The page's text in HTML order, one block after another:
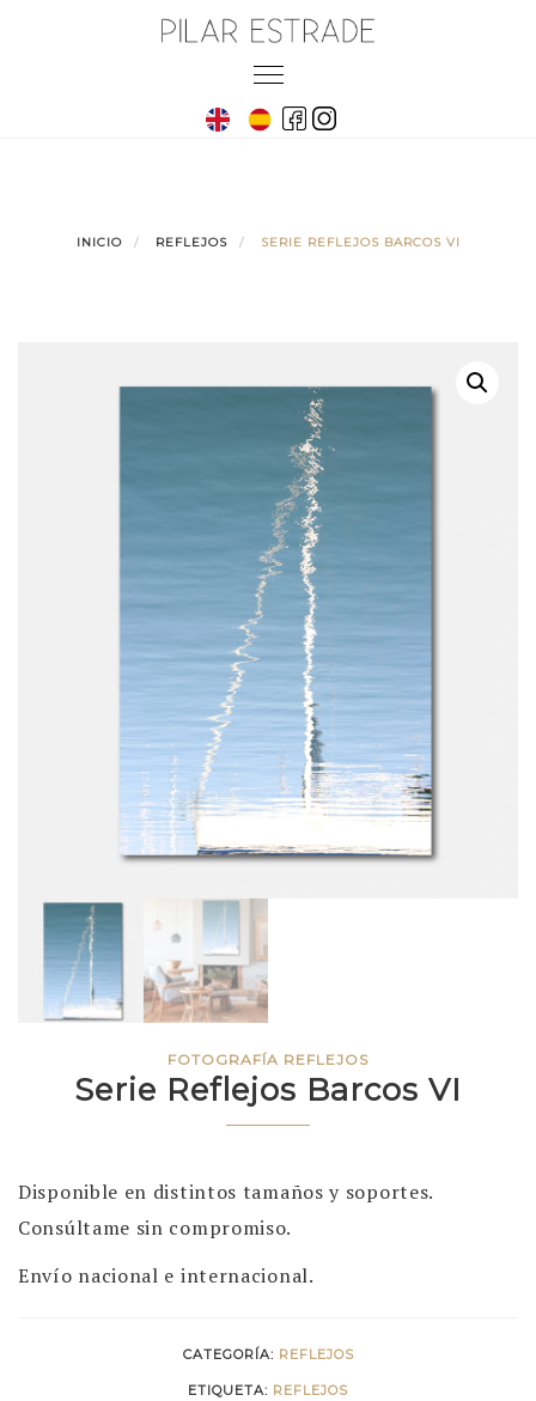
Toggle
INICIO REFLEJOS SERIE REFLEJOS BARCOS VI
FOTOGRAFÍA REFLEJOS
Serie Reflejos Barcos VI
Disponible en distintos tamaños y soportes.
Consúltame sin compromiso.
Envío nacional e internacional.
CATEGORÍA: REFLEJOS
ETIQUETA: REFLEJOS